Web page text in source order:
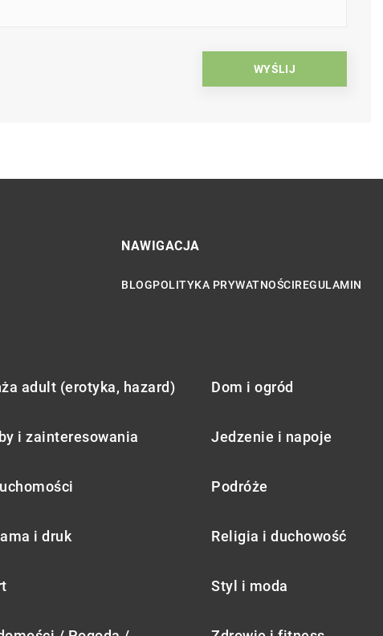
NAWIGACJA
BLOGPOLITYKA PRYWATNOŚCIREGULAMIN
adult (erotyka, hazard) Dom i ogród
i zainteresowania Jedzenie i napoje
Podróże
i druk Religia i duchowość
Styl i moda